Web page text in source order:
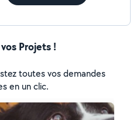
Projets !
toutes vos demandes
en un clic.